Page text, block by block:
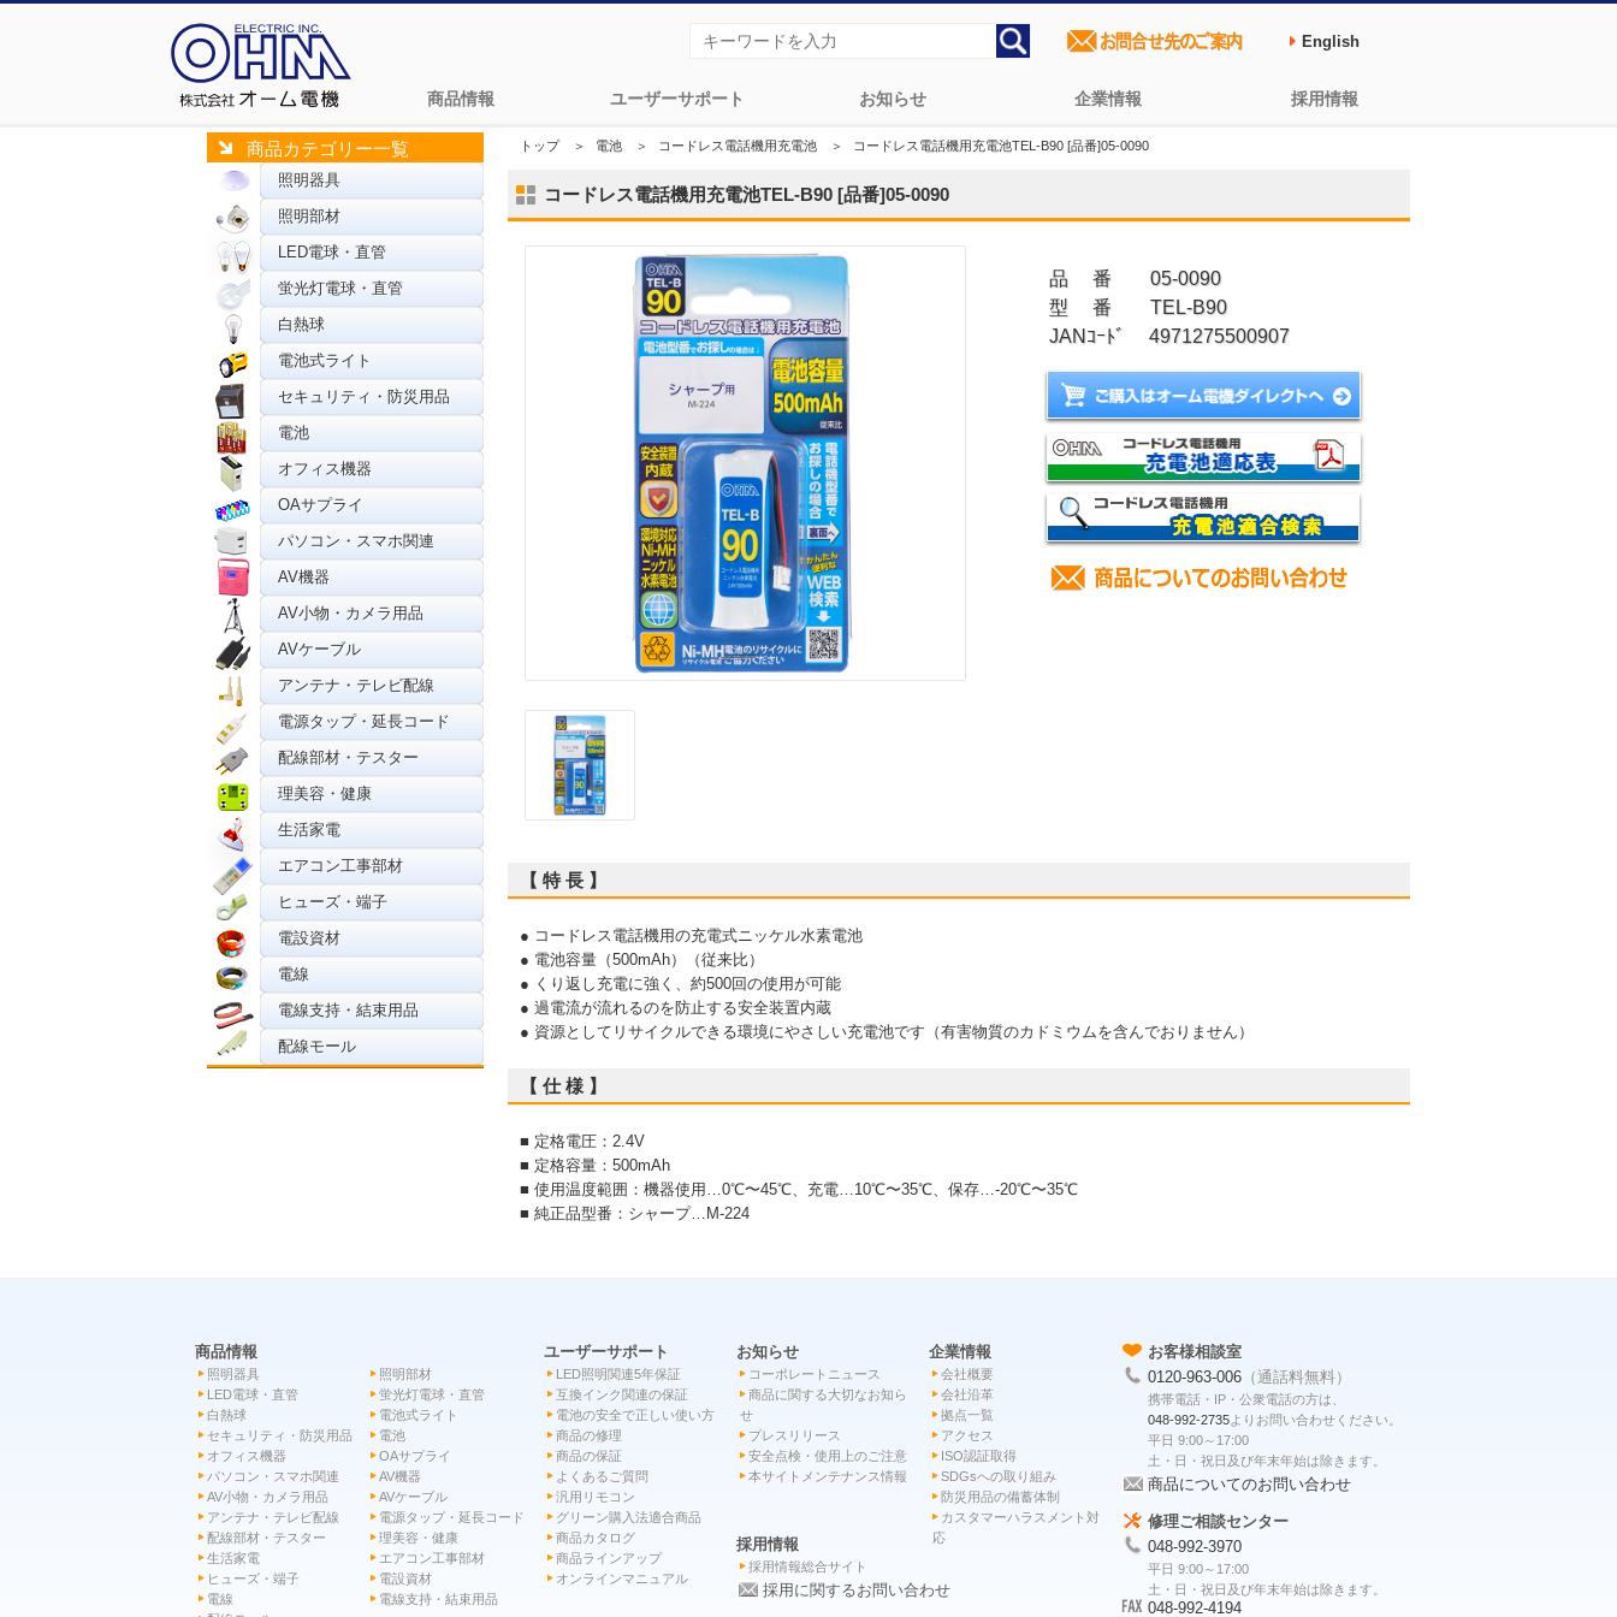
商品情報 ユーザーサポート お知らせ 企業情報 採用情報
English
商品カテゴリー一覧
照明器具
照明部材
LED電球・直管
蛍光灯電球・直管
白熱球
電池式ライト
セキュリティ・防災用品
電池
オフィス機器
OAサプライ
パソコン・スマホ関連
AV機器
AV小物・カメラ用品
AVケーブル
アンテナ・テレビ配線
電源タップ・延長コード
配線部材・テスター
理美容・健康
生活家電
エアコン工事部材
ヒューズ・端子
電設資材
電線
電線支持・結束用品
配線モール
トップ＞ 電池 ＞ コードレス電話機用充電池 ＞ コードレス電話機用充電池TEL-B90 [品番]05-0090
コードレス電話機用充電池TEL-B90 [品番]05-0090
品 番 05-0090
型 番 TEL-B90
JANｺｰﾄﾞ 4971275500907
【 特 長 】
● コードレス電話機用の充電式ニッケル水素電池
● 電池容量（500mAh）（従来比）
● くり返し充電に強く、約500回の使用が可能
● 過電流が流れるのを防止する安全装置内蔵
● 資源としてリサイクルできる環境にやさしい充電池です（有害物質のカドミウムを含んでおりません）
【 仕 様 】
■ 定格電圧：2.4V
■ 定格容量：500mAh
■ 使用温度範囲：機器使用…0℃〜45℃、充電…10℃〜35℃、保存…-20℃〜35℃
■ 純正品型番：シャープ…M-224
商品情報
照明器具
照明部材
LED電球・直管
蛍光灯電球・直管
白熱球
電池式ライト
セキュリティ・防災用品
電池
オフィス機器
OAサプライ
パソコン・スマホ関連
AV機器
AV小物・カメラ用品
AVケーブル
アンテナ・テレビ配線
電源タップ・延長コード
配線部材・テスター
理美容・健康
生活家電
エアコン工事部材
ヒューズ・端子
電設資材
電線
電線支持・結束用品
ユーザーサポート
LED照明関連5年保証
互換インク関連の保証
電池の安全で正しい使い方
商品の修理
商品の保証
よくあるご質問
汎用リモコン
グリーン購入法適合商品
商品カタログ
商品ラインアップ
オンラインマニュアル
お知らせ
コーポレートニュース
商品に関する大切なお知ら
せ
プレスリリース
安全点検・使用上のご注意
本サイトメンテナンス情報
企業情報
会社概要
会社沿革
拠点一覧
アクセス
ISO認証取得
SDGsへの取り組み
防災用品の備蓄体制
カスタマーハラスメント対
応
採用情報
採用情報総合サイト
採用に関するお問い合わせ
お客様相談室
0120-963-006 （通話料無料）
携帯電話・IP・公衆電話の方は、
048-992-2735よりお問い合わせください。
平日 9:00～17:00
土・日・祝日及び年末年始は除きます。
商品についてのお問い合わせ
修理ご相談センター
048-992-3970
平日 9:00～17:00
土・日・祝日及び年末年始は除きます。
048-992-4194